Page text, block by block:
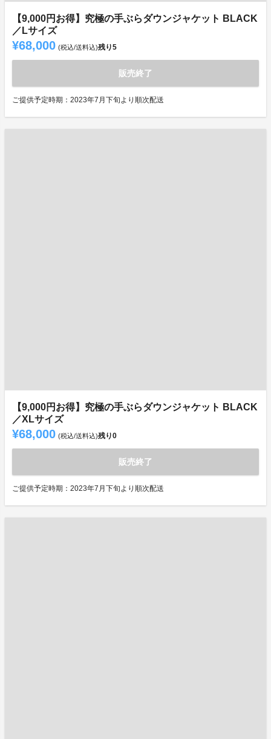
【9,000円お得】究極の手ぶらダウンジャケット BLACK
／Lサイズ
¥68,000 (税込/送料込)残り5
販売終了
ご提供予定時期：2023年7月下旬より順次配送
【9,000円お得】究極の手ぶらダウンジャケット BLACK
／XLサイズ
¥68,000 (税込/送料込)残り0
販売終了
ご提供予定時期：2023年7月下旬より順次配送